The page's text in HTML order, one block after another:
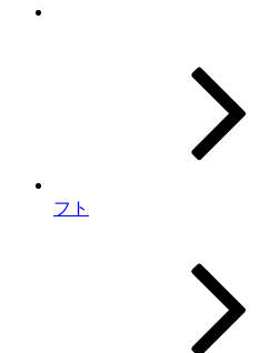
フト